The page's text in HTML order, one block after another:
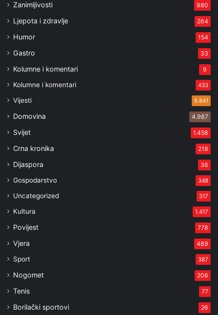
Zanimljivosti 980
Ljepota i zdravlje 264
Humor 154
Gastro 33
Kolumne i komentari 9
Kolumne i komentari 433
Vijesti 6.841
Domovina 4.987
Svijet 1.458
Crna kronika 218
Dijaspora 36
Gospodarstvo 348
Uncategorized 317
Kultura 1.417
Povijest 778
Vjera 489
Sport 387
Nogomet 206
Tenis 77
Borilački sportovi 26